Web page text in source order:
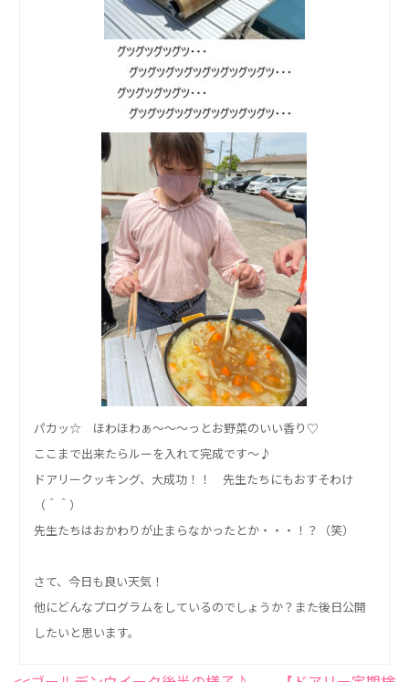
パカッ☆ ほわほわぁ～～～っとお野菜のいい香り♡
ここまで出来たらルーを入れて完成です～♪
ドアリークッキング、大成功！！ 先生たちにもおすそわけ
（＾＾）
先生たちはおかわりが止まらなかったとか・・・！？（笑）
さて、今日も良い天気！
他にどんなプログラムをしているのでしょうか？また後日公開
したいと思います。